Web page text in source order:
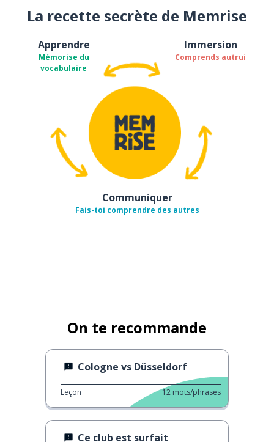
La recette secrète de Memrise
Apprendre
Mémorise du
vocabulaire
Immersion
Comprends autrui
Communiquer
Fais-toi comprendre des autres
On te recommande
Cologne vs Düsseldorf
Leçon 12 mots/phrases
Ce club est surfait